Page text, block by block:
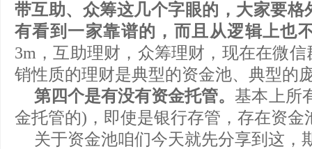
带互助、众筹这几个字眼的，大家要格
有看到一家靠谱的，而且从逻辑上也
3m，互助理财，众筹理财，现在在微
销性质的理财是典型的资金池、典型的
第四个是有没有资金托管。 基本上所
金托管的)，即使是银行存管，存在资金
关于资金池咱们今天就先分享到这，